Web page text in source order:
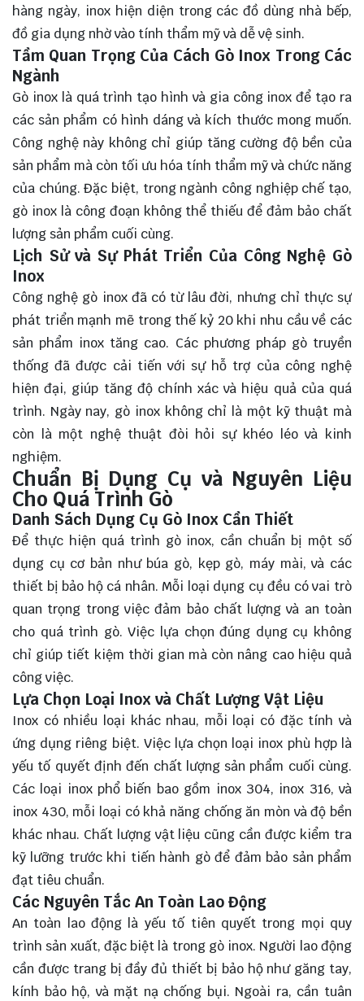
hàng ngày, inox hiện diện trong các đồ dùng nhà bếp,
đồ gia dụng nhờ vào tính thẩm mỹ và dễ vệ sinh.
Tầm Quan Trọng Của Cách Gò Inox Trong Các
Ngành
Gò inox là quá trình tạo hình và gia công inox để tạo ra
các sản phẩm có hình dáng và kích thước mong muốn.
Công nghệ này không chỉ giúp tăng cường độ bền của
sản phẩm mà còn tối ưu hóa tính thẩm mỹ và chức năng
của chúng. Đặc biệt, trong ngành công nghiệp chế tạo,
gò inox là công đoạn không thể thiếu để đảm bảo chất
lượng sản phẩm cuối cùng.
Lịch Sử và Sự Phát Triển Của Công Nghệ Gò
Inox
Công nghệ gò inox đã có từ lâu đời, nhưng chỉ thực sự
phát triển mạnh mẽ trong thế kỷ 20 khi nhu cầu về các
sản phẩm inox tăng cao. Các phương pháp gò truyền
thống đã được cải tiến với sự hỗ trợ của công nghệ
hiện đại, giúp tăng độ chính xác và hiệu quả của quá
trình. Ngày nay, gò inox không chỉ là một kỹ thuật mà
còn là một nghệ thuật đòi hỏi sự khéo léo và kinh
nghiệm.
Chuẩn Bị Dụng Cụ và Nguyên Liệu
Cho Quá Trình Gò
Danh Sách Dụng Cụ Gò Inox Cần Thiết
Để thực hiện quá trình gò inox, cần chuẩn bị một số
dụng cụ cơ bản như búa gò, kẹp gò, máy mài, và các
thiết bị bảo hộ cá nhân. Mỗi loại dụng cụ đều có vai trò
quan trọng trong việc đảm bảo chất lượng và an toàn
cho quá trình gò. Việc lựa chọn đúng dụng cụ không
chỉ giúp tiết kiệm thời gian mà còn nâng cao hiệu quả
công việc.
Lựa Chọn Loại Inox và Chất Lượng Vật Liệu
Inox có nhiều loại khác nhau, mỗi loại có đặc tính và
ứng dụng riêng biệt. Việc lựa chọn loại inox phù hợp là
yếu tố quyết định đến chất lượng sản phẩm cuối cùng.
Các loại inox phổ biến bao gồm inox 304, inox 316, và
inox 430, mỗi loại có khả năng chống ăn mòn và độ bền
khác nhau. Chất lượng vật liệu cũng cần được kiểm tra
kỹ lưỡng trước khi tiến hành gò để đảm bảo sản phẩm
đạt tiêu chuẩn.
Các Nguyên Tắc An Toàn Lao Động
An toàn lao động là yếu tố tiên quyết trong mọi quy
trình sản xuất, đặc biệt là trong gò inox. Người lao động
cần được trang bị đầy đủ thiết bị bảo hộ như găng tay,
kính bảo hộ, và mặt nạ chống bụi. Ngoài ra, cần tuân